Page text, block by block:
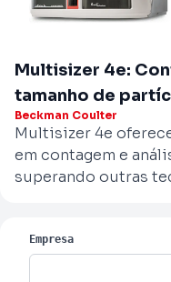
Multisizer 4e:
tamanho de
Beckman Coulter
Multisizer 4e
em contagem e
superando outras
Empresa